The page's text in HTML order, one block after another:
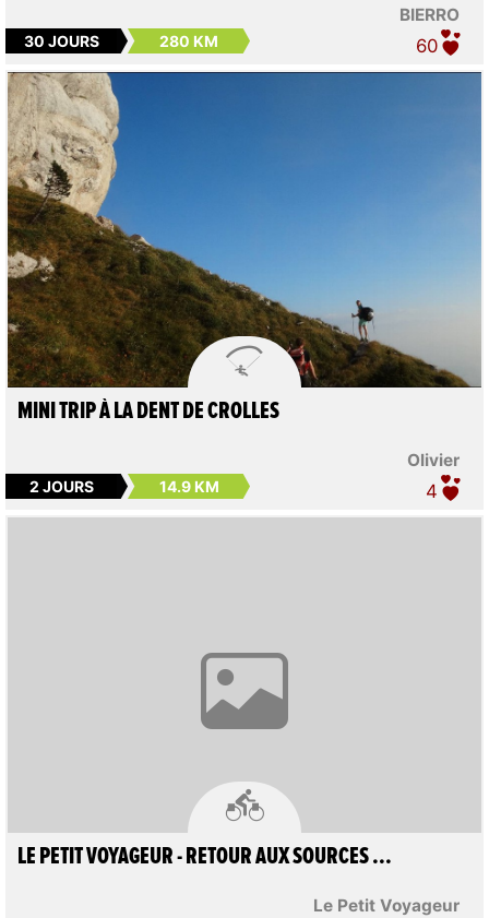
BIERRO
30 JOURS 280 KM 60

Olivier
MINI TRIP À LA DENT DE CROLLES
2 JOURS 14.9 KM 4

Le Petit Voyageur
LE PETIT VOYAGEUR - RETOUR AUX SOURCES ...